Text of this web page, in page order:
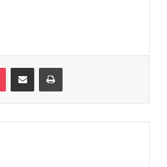
Pocket Partager par email Imprimer